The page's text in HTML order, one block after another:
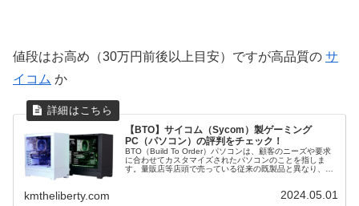
値段はお高め（30万円前後以上目安）ですが高品質の サ
イコム か
【BTO】サイコム（Sycom）製ゲーミング
PC（パソコン）の評判をチェック！
BTO（Build To Order）パソコンは、顧客のニーズや要求
に合わせてカスタマイズされたパソコンのことを指しま
す。量販店等店頭で売っている従来の既製品と異なり、
kmtheliberty.com 2024.05.01